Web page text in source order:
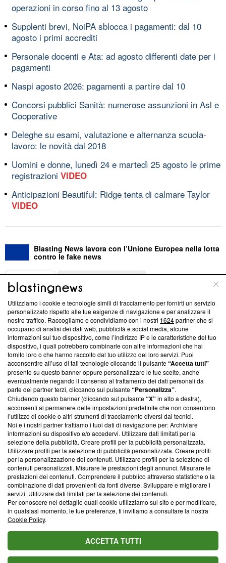
operazioni in corso fino al 13 agosto
Supplenti brevi, NoiPA sblocca i pagamenti: dal 10
agosto i primi accrediti
Personale docenti e Ata: ad agosto differenti date per i
pagamenti
Naspi agosto 2026: pagamenti a partire dal 10
Concorsi pubblici Sanità: numerose assunzioni in Asl e
Cooperative
Deleghe su esami, valutazione e alternanza scuola-
lavoro: le novità dal 2018
Uomini e donne, lunedì 24 e martedì 25 agosto le prime
registrazioni VIDEO
Anticipazioni Beautiful: Ridge tenta di calmare Taylor
VIDEO
Blasting News lavora con l’Unione Europea nella lotta
contro le fake news
ABOUT
Questa sezione offre informazioni trasparenti su Blasting
News, sui nostri processi editoriali e su come ci impegniamo a
creare news di qualità. Inoltre, afferma la nostra aderenza a
‘Trust Project - News with Integrity’Blasting News non è
ancora membro del programma, ma ha richiesto di farne
parte; Trust Project non ha ancora effettuato una verifica di
conformità agli standard.
Su di noi
Team editoriale
Corporate
Redazione
Informativa Privacy
Cookie Policy
Blasting SA, IDI CHE-247.845.224, Via Carlo Frasca, 3 - 6900
Lugano (Svizzera) Tel:+39 0690258937
© 2026 Blasting News
Utilizziamo i cookie e tecnologie simili di tracciamento per fornirti un servizio
personalizzato rispetto alle tue esigenze di navigazione e per analizzare il
nostro traffico. Raccogliamo e condividiamo con i nostri 1624partner che si
occupano di analisi dei dati web, pubblicità e social media, alcune
informazioni sul tuo dispositivo, come l’indirizzo IP e le caratteristiche del tuo
dispositivo, i quali potrebbero combinarle con altre informazioni che hai
fornito loro o che hanno raccolto dal tuo utilizzo dei loro servizi. Puoi
acconsentire all’uso di tali tecnologie cliccando il pulsante“Accetta tutti”
presente su questo banner oppure personalizzare le tue scelte, anche
eventualmente negando il consenso al trattamento dei dati personali da
parte dei partner terzi, cliccando sul pulsante“Personalizza”.
Chiudendo questo banner (cliccando sul pulsante“X”in alto a destra),
acconsenti al permanere delle impostazioni predefinite che non consentono
l’utilizzo di cookie o altri strumenti di tracciamento diversi dai tecnici.
Noi e i nostri partner trattiamo i tuoi dati di navigazione per: Archiviare
informazioni su dispositivo e/o accedervi. Utilizzare dati limitati per la
selezione della pubblicità. Creare profili per la pubblicità personalizzata.
Utilizzare profili per la selezione di pubblicità personalizzata. Creare profili
per la personalizzazione dei contenuti. Utilizzare profili per la selezione di
contenuti personalizzati. Misurare le prestazioni degli annunci. Misurare le
prestazioni dei contenuti. Comprendere il pubblico attraverso statistiche o la
combinazione di dati provenienti da fonti diverse. Sviluppare e migliorare i
servizi. Utilizzare dati limitati per la selezione dei contenuti.
Per conoscere nel dettaglio quali cookie utilizziamo sul sito e per modificare,
in qualsiasi momento, le tue preferenze, ti invitiamo a consultare la nostra
Cookie Policy.
ACCETTA TUTTI